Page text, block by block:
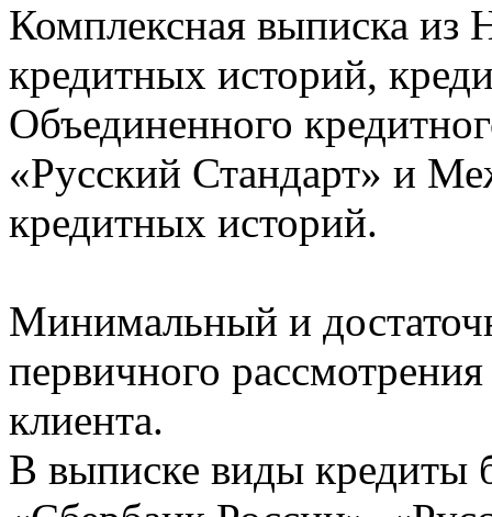
Комплексная выписка из
кредитных историй,
Объединенного
«Русский Стандарт» и
кредитных историй.
Минимальный и
первичного
клиента.
В выписке виды кредиты